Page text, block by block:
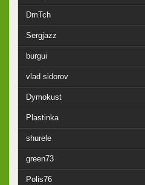
DmTch
Sergjazz
burgui
vlad sidorov
Dymokust
Plastinka
shurele
green73
Polis76